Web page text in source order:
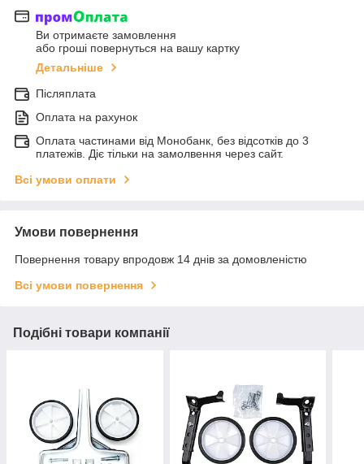
Ви отримаєте замовлення
або гроші повернуться на вашу картку
Детальніше
Післяплата
Оплата на рахунок
Оплата частинами від Монобанк, без відсотків до 3
платежів. Діє тільки на замолвення через сайт.
Всі умови оплати
Умови повернення
Повернення товару впродовж 14 днів за домовленістю
Всі умови повернення
Подібні товари компанії